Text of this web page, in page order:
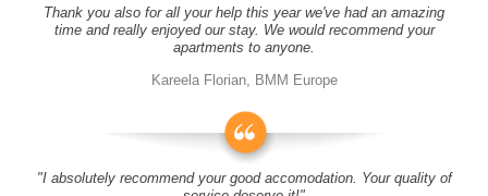
Thank you also for all your help this year we've had an amazing
time and really enjoyed our stay. We would recommend your
apartments to anyone.
Kareela Florian, BMM Europe
"I absolutely recommend your good accomodation. Your quality of